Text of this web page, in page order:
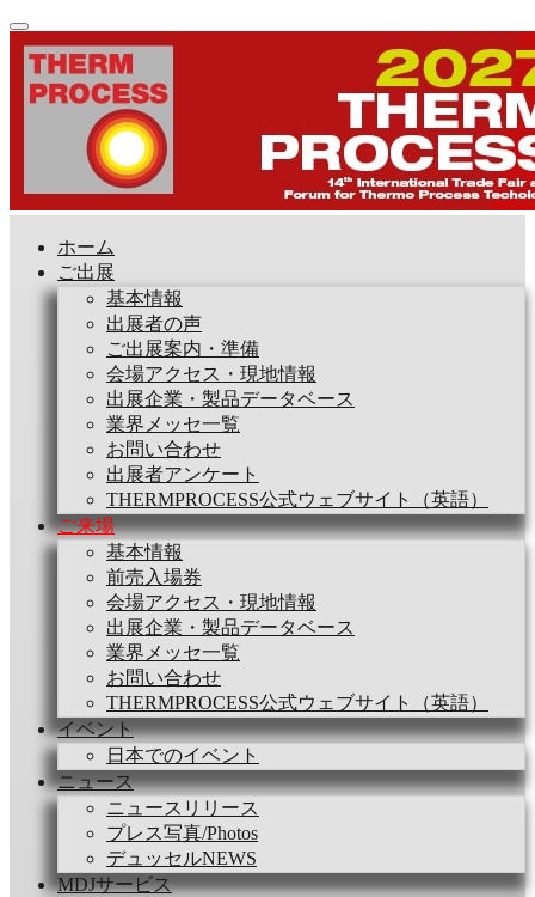
ホーム
ご出展
基本情報
出展者の声
ご出展案内・準備
会場アクセス・現地情報
出展企業・製品データベース
業界メッセ一覧
お問い合わせ
出展者アンケート
THERMPROCESS公式ウェブサイト（英語）
ご来場
基本情報
前売入場券
会場アクセス・現地情報
出展企業・製品データベース
業界メッセ一覧
お問い合わせ
THERMPROCESS公式ウェブサイト（英語）
イベント
日本でのイベント
ニュース
ニュースリリース
プレス写真/Photos
デュッセルNEWS
MDJサービス